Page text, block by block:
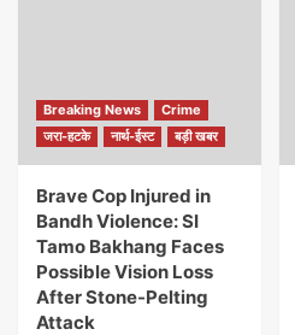
Breaking News
Crime
जरा-हटके
नार्थ-ईस्ट बड़ी खबर
Brave Cop Injured in
Bandh Violence: SI
Tamo Bakhang Faces
Possible Vision Loss
After Stone-Pelting
Attack